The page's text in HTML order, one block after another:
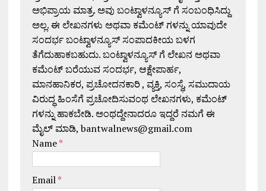
ಅಭಿಪ್ರಾಯ ಮಾತ್ರ. ಅವು ಬಂಟ್ವಾಳನ್ಯೂಸ್ ಗೆ ಸಂಬಂಧಿಸಿದ್ದು
ಅಲ್ಲ. ಈ ಲೇಖನಗಳು ಅಥವಾ ಕಮೆಂಟ್ ಗಳನ್ನು ಯಾವುದೇ
ಸಂದರ್ಭ ಬಂಟ್ವಾಳನ್ಯೂಸ್ ಸಂಪಾದಕೀಯ ಬಳಗ
ತೆಗೆದುಹಾಕಬಹುದು. ಬಂಟ್ವಾಳನ್ಯೂಸ್ ಗೆ ಲೇಖನ ಅಥವಾ
ಕಮೆಂಟ್ ಬರೆಯುವ ಸಂದರ್ಭ, ಆಕ್ಷೇಪಾರ್ಹ,
ಮಾನಹಾನಿಕರ, ಪ್ರಚೋದನಕಾರಿ , ವ್ಯಕ್ತಿ, ಸಂಸ್ಥೆ, ಸಮುದಾಯ
ವಿರುದ್ಧ ಹಿಂಸೆಗೆ ಪ್ರಚೋದಿಸುವಂಥ ಲೇಖನಗಳು, ಕಮೆಂಟ್
ಗಳನ್ನು ಹಾಕಬೇಡಿ. ಅಂಥದ್ದೇನಾದರೂ ಇದ್ದರೆ ನಮಗೆ ಈ
ಮೈಲ್ ಮಾಡಿ, bantwalnews@gmail.com
Name*
Email*